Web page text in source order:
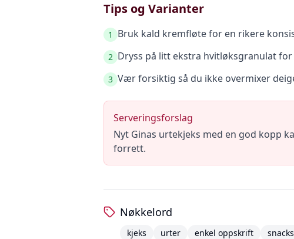
Tips og Varianter
1 Bruk kald kremfløte for en rikere
2 Dryss på litt ekstra hvitløksgranulat
3 Vær forsiktig så du ikke overmixer
Serveringsforslag
Nyt Ginas urtekjeks med en god kopp
forrett.
Nøkkelord
kjeks urter enkel oppskrift snacks